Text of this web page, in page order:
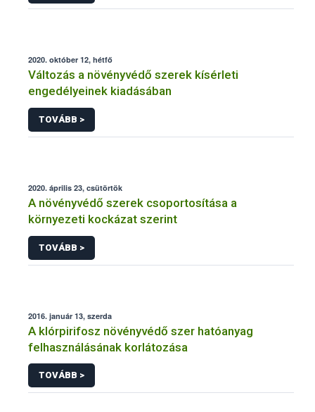
2020. október 12, hétfő
Változás a növényvédő szerek kísérleti
engedélyeinek kiadásában
TOVÁBB >
2020. április 23, csütörtök
A növényvédő szerek csoportosítása a
környezeti kockázat szerint
TOVÁBB >
2016. január 13, szerda
A klórpirifosz növényvédő szer hatóanyag
felhasználásának korlátozása
TOVÁBB >